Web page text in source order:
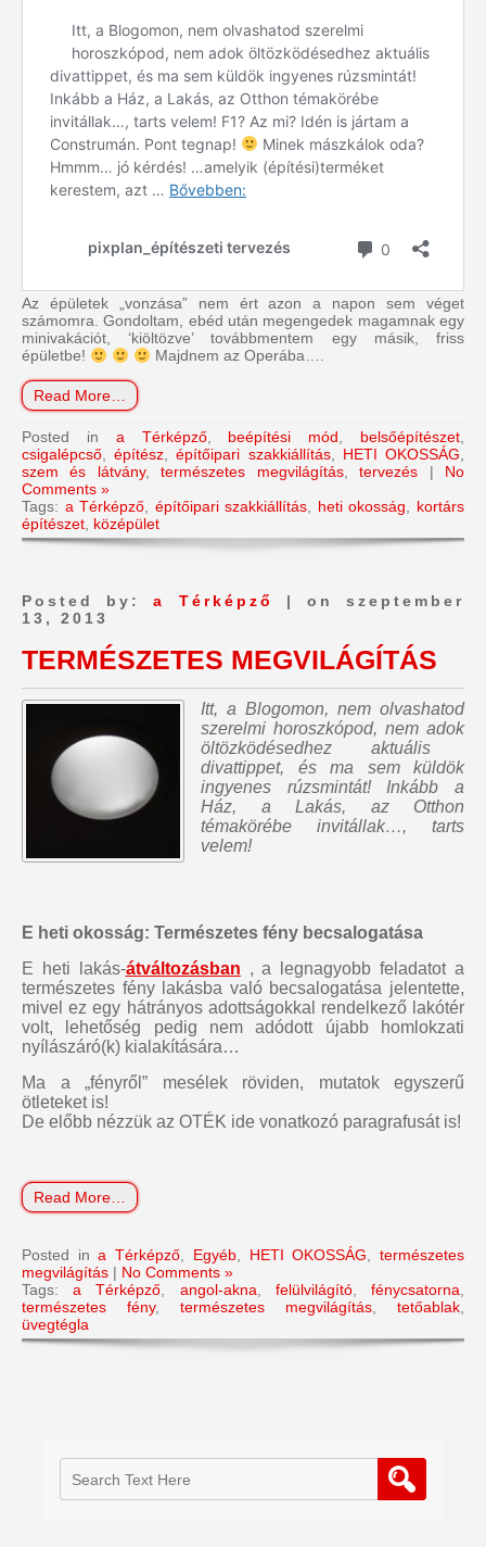
Az épületek „vonzása” nem ért azon a napon sem véget
számomra. Gondoltam, ebéd után megengedek magamnak egy
minivakációt, ‘kiöltözve’ továbbmentem egy másik, friss
épületbe!
Majdnem az Operába….
Read More…
Posted in a Térképző, beépítési mód, belsőépítészet,
csigalépcső,építész,építőipari szakkiállítás, HETI OKOSSÁG,
szem és látvány,természetes megvilágítás,tervezés | No
Comments »
Tags: a Térképző, építőipari szakkiállítás, heti okosság, kortárs
építészet, középület
Posted by:a Térképző
| on szeptember
13, 2013
TERMÉSZETES MEGVILÁGÍTÁS
Itt, a Blogomon, nem olvashatod
szerelmi horoszkópod, nem adok
öltözködésedhez aktuális
divattippet, és ma sem küldök
ingyenes rúzsmintát! Inkább a
Ház, a Lakás, az Otthon
témakörébe invitállak…, tarts
velem!
E heti okosság: Természetes fény becsalogatása
E heti lakás-átváltozásban , a legnagyobb feladatot a
természetes fény lakásba való becsalogatása jelentette,
mivel ez egy hátrányos adottságokkal rendelkező lakótér
volt, lehetőség pedig nem adódott újabb homlokzati
nyílászáró(k) kialakítására…
Ma a „fényről” mesélek röviden, mutatok egyszerű
ötleteket is!
De előbb nézzük az OTÉK ide vonatkozó paragrafusát is!
Read More…
Posted ina Térképző, Egyéb, HETI OKOSSÁG,természetes
megvilágítás | No Comments »
Tags:a Térképző, angol-akna, felülvilágító,fénycsatorna,
természetes fény, természetes megvilágítás, tetőablak,
üvegtégla